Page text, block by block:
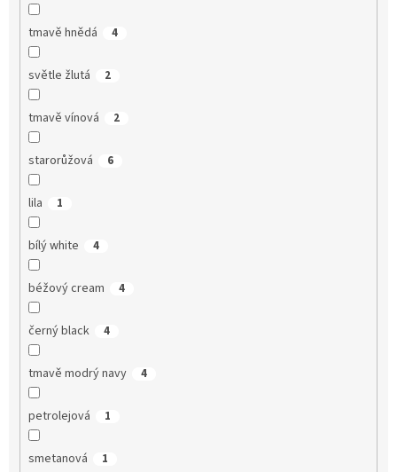
tmavě hnědá 4
světle žlutá 2
tmavě vínová 2
starorůžová 6
lila 1
bílý white 4
béžový cream 4
černý black 4
tmavě modrý navy 4
petrolejová 1
smetanová 1